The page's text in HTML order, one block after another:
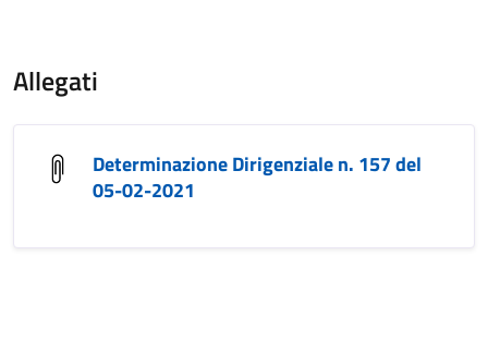
Allegati
Determinazione Dirigenziale n. 157 del
05-02-2021